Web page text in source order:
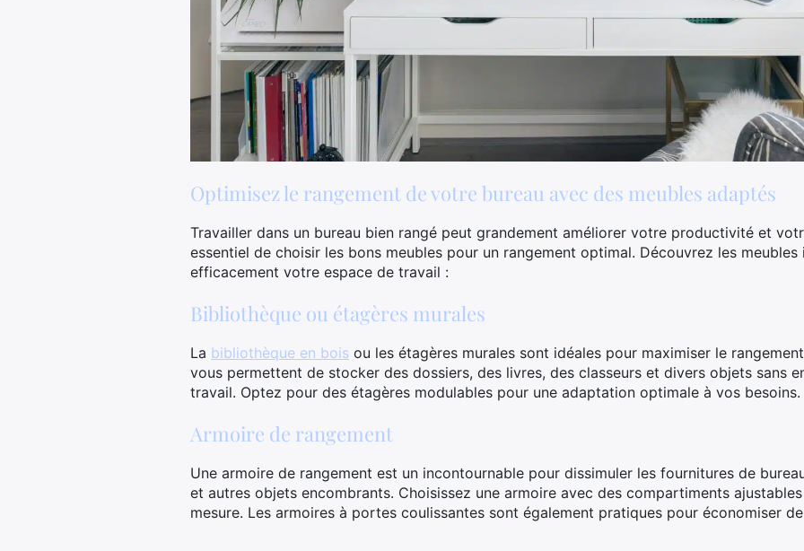
Optimisez le rangement de votre bureau avec des meubles adaptés
Travailler dans un bureau bien rangé peut grandement améliorer votre productivité et
essentiel de choisir les bons meubles pour un rangement optimal. Découvrez les
efficacement votre espace de travail :
Bibliothèque ou étagères murales
La bibliothèque en bois ou les étagères murales sont idéales pour maximiser le
vous permettent de stocker des dossiers, des livres, des classeurs et divers objets sans
travail. Optez pour des étagères modulables pour une adaptation optimale à vos besoins.
Armoire de rangement
Une armoire de rangement est un incontournable pour dissimuler les fournitures de
et autres objets encombrants. Choisissez une armoire avec des compartiments
mesure. Les armoires à portes coulissantes sont également pratiques pour économiser de